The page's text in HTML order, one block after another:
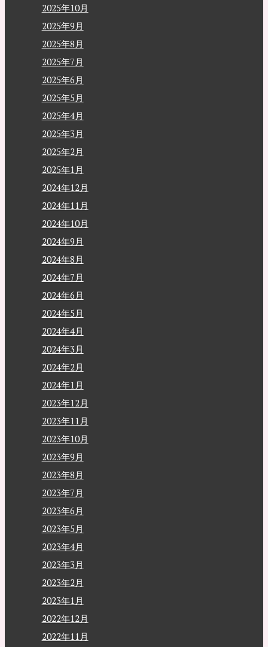
2025年10月
2025年9月
2025年8月
2025年7月
2025年6月
2025年5月
2025年4月
2025年3月
2025年2月
2025年1月
2024年12月
2024年11月
2024年10月
2024年9月
2024年8月
2024年7月
2024年6月
2024年5月
2024年4月
2024年3月
2024年2月
2024年1月
2023年12月
2023年11月
2023年10月
2023年9月
2023年8月
2023年7月
2023年6月
2023年5月
2023年4月
2023年3月
2023年2月
2023年1月
2022年12月
2022年11月